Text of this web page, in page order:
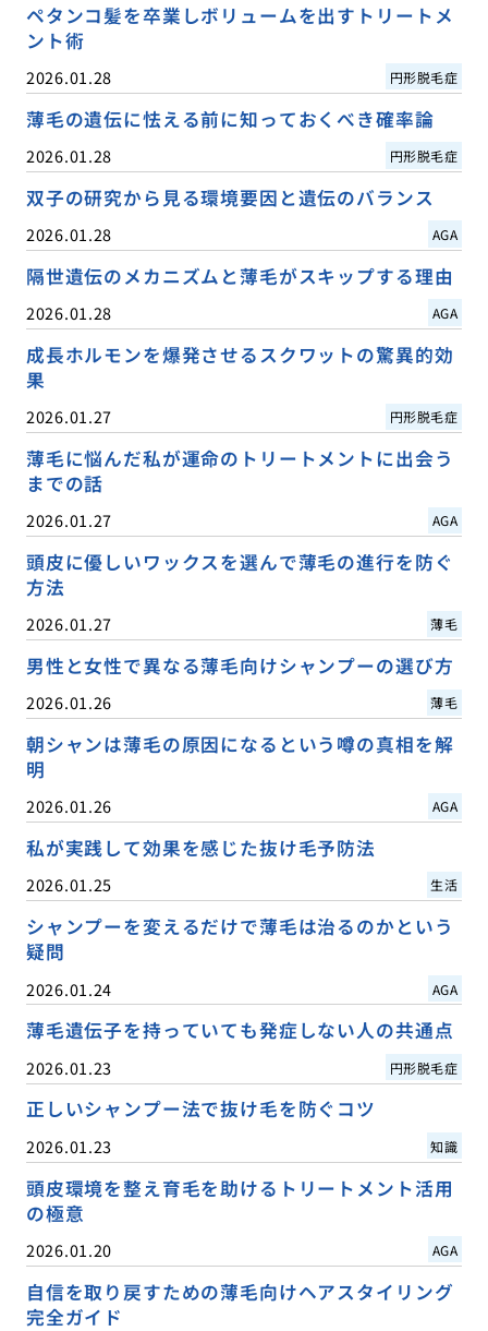
ペタンコ髪を卒業しボリュームを出すトリートメ
ント術
2026.01.28 円形脱毛症
薄毛の遺伝に怯える前に知っておくべき確率論
2026.01.28 円形脱毛症
双子の研究から見る環境要因と遺伝のバランス
2026.01.28 AGA
隔世遺伝のメカニズムと薄毛がスキップする理由
2026.01.28 AGA
成長ホルモンを爆発させるスクワットの驚異的効
果
2026.01.27 円形脱毛症
薄毛に悩んだ私が運命のトリートメントに出会う
までの話
2026.01.27 AGA
頭皮に優しいワックスを選んで薄毛の進行を防ぐ
方法
2026.01.27 薄毛
男性と女性で異なる薄毛向けシャンプーの選び方
2026.01.26 薄毛
朝シャンは薄毛の原因になるという噂の真相を解
明
2026.01.26 AGA
私が実践して効果を感じた抜け毛予防法
2026.01.25 生活
シャンプーを変えるだけで薄毛は治るのかという
疑問
2026.01.24 AGA
薄毛遺伝子を持っていても発症しない人の共通点
2026.01.23 円形脱毛症
正しいシャンプー法で抜け毛を防ぐコツ
2026.01.23 知識
頭皮環境を整え育毛を助けるトリートメント活用
の極意
2026.01.20 AGA
自信を取り戻すための薄毛向けヘアスタイリング
完全ガイド